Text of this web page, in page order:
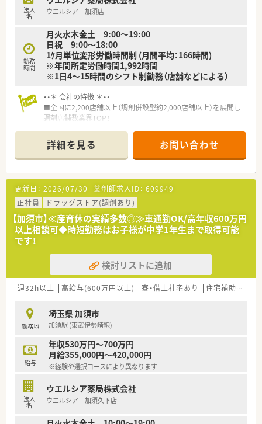
法人
名 ウエルシア 加須店
勤務
時間
月火水木金土 9:00～19:00
日祝 9:00～18:00
1ｹ月単位変形労働時間制 (月間平均：166時間)
※年間所定労働時間1,992時間
※1日4～15時間のシフト制勤務（店舗などによる）
・・＊ 会社の特徴 ＊・・
■全国に2,200店舗以上（調剤併設型約2,000店舗以上）を展開し
調剤店舗数業界TOP！
頑張り次第で高給与も可能！
■経験や勤務コースによりますが、経験の少ない方でも500万前
半スタートと業界TOP水準！
■職種や職域に合わせ、豊富な社内研修や外部組織と連携した研
修を用意されています
■薬剤師が中心の会社だからこそ活躍できるキャリアパスが多
種多様に用意されています。
■店舗拡大に伴い、エリアマネジャーや営業部長等のマネジメン
トのポジションも増えます。
■在宅や教育等の専門性を活かせるスペシャリストを目指すこ
■その他にも、管理部門や商品部門等の本社スタッフなど活動領
域は多種多様です。
■在宅実施店舗は年々増加しており、在宅医療へもしっかりと関
わる事ができます。
時短勤務ができるよう変更予定です。
■年間休日が120日とワークライフバランスが整っています
■日用品から常備薬まで、従業員割引制度など嬉しいメリットも
たくさんあります！
詳細を見る お問い合わせ
更新日： 2026/07/30 薬剤師求人ID： 609949
正社員
ドラッグストア(調剤あり)
【加須市】≪産育休の実績多数◎≫車通勤OK/高年収600万円
以上相談可◆時短勤務はお子様が中学1年生まで取得可能
です！
検討リストに追加
週32h以上 高給与(600万円以上) 寮・借上社宅あり 住宅補助(手当)あり
勤務地
埼玉県 加須市
加須駅 (東武伊勢崎線)
給与
年収530万円～700万円
月給355,000円～420,000円
※経験や選択コースにより異なります
法人
名
ウエルシア薬局株式会社
ウエルシア 加須久下店